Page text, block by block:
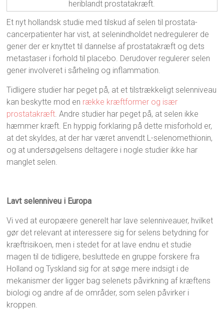
heriblandt prostatakræft.
Et nyt hollandsk studie med tilskud af selen til prostata-
cancerpatienter har vist, at selenindholdet nedregulerer de
gener der er knyttet til dannelse af prostatakræft og dets
metastaser i forhold til placebo. Derudover regulerer selen
gener involveret i sårheling og inflammation.
Tidligere studier har peget på, at et tilstrækkeligt selenniveau
kan beskytte mod en række kræftformer og især
prostatakræft . Andre studier har peget på, at selen ikke
hæmmer kræft. En hyppig forklaring på dette misforhold er,
at det skyldes, at der har været anvendt L-selenomethionin,
og at undersøgelsens deltagere i nogle studier ikke har
manglet selen.
Lavt selenniveu i Europa
Vi ved at europæere generelt har lave selenniveauer, hvilket
gør det relevant at interessere sig for selens betydning for
kræftrisikoen, men i stedet for at lave endnu et studie
magen til de tidligere, besluttede en gruppe forskere fra
Holland og Tyskland sig for at søge mere indsigt i de
mekanismer der ligger bag selenets påvirkning af kræftens
biologi og andre af de områder, som selen påvirker i
kroppen.